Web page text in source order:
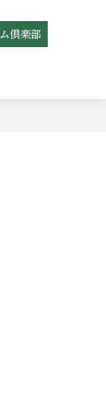
倶楽部